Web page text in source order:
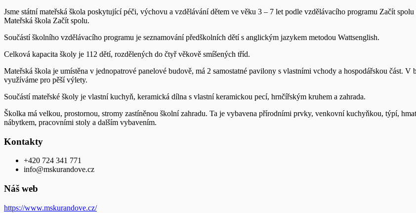
Jsme státní mateřská škola poskytující péči, výchovu a vzdělávání dětem ve věku 3 – 7 let podle vzdělávacího programu Začít
Mateřská škola Začít spolu.
Součástí školního vzdělávacího programu je seznamování předškolních dětí s anglickým jazykem metodou Wattsenglish.
Celková kapacita školy je 112 dětí, rozdělených do čtyř věkově smíšených tříd.
Mateřská škola je umístěna v jednopatrové panelové budově, má 2 samostatné pavilony s vlastními vchody a hospodářskou část.
využíváme pro pěší výlety.
Součástí mateřské školy je vlastní kuchyň, keramická dílna s vlastní keramickou pecí, hrnčířským kruhem a zahrada.
Školka má velkou, prostornou, stromy zastíněnou školní zahradu. Ta je vybavena přírodními prvky, venkovní kuchyňkou, týpí,
nábytkem, pracovními stoly a dalším vybavením.
Kontakty
+420 724 341 771
info@mskurandove.cz
Náš web
https://www.mskurandove.cz/